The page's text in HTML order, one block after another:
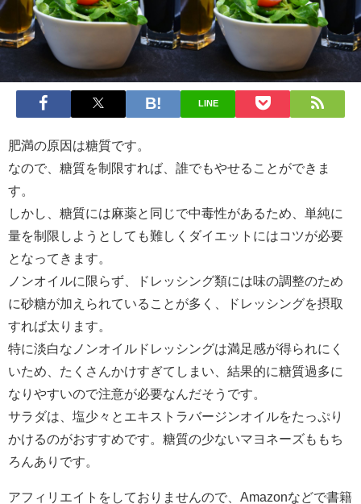
LINE
肥満の原因は糖質です。
なので、糖質を制限すれば、誰でもやせることができま
す。
しかし、糖質には麻薬と同じで中毒性があるため、単純に
量を制限しようとしても難しくダイエットにはコツが必要
となってきます。
ノンオイルに限らず、ドレッシング類には味の調整のため
に砂糖が加えられていることが多く、ドレッシングを摂取
すれば太ります。
特に淡白なノンオイルドレッシングは満足感が得られにく
いため、たくさんかけすぎてしまい、結果的に糖質過多に
なりやすいので注意が必要なんだそうです。
サラダは、塩少々とエキストラバージンオイルをたっぷり
かけるのがおすすめです。糖質の少ないマヨネーズももち
ろんありです。
アフィリエイトをしておりませんので、Amazonなどで書籍